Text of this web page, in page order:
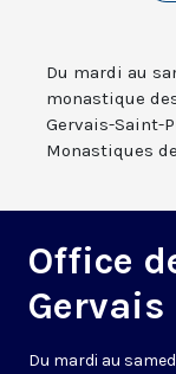
Du mardi au
monastique
Gervais-Saint-
Monastiques
Office
Gervais
Du mardi au